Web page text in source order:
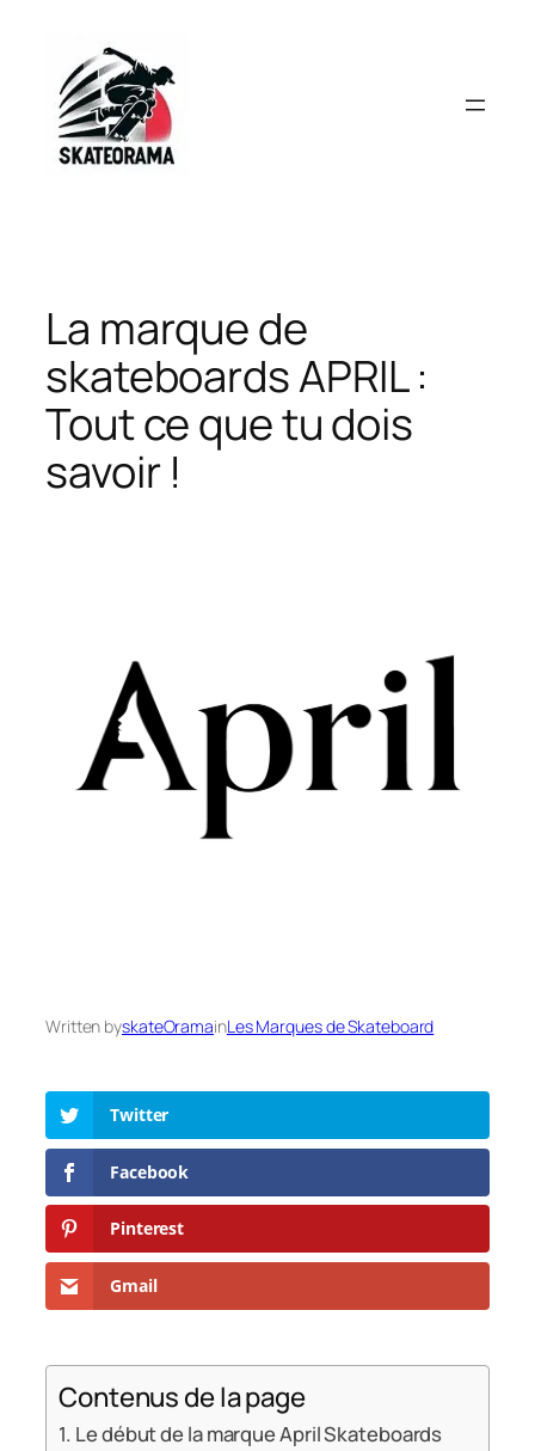
contenu
La marque de
skateboards APRIL :
Tout ce que tu dois
savoir !
Written byskateOramainLes Marques de Skateboard
Twitter
Facebook
Pinterest
Gmail
Contenus de la page
Le début de la marque April Skateboards